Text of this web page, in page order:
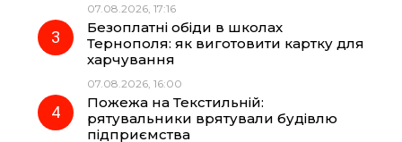
k
a
m
07.08.2026, 17:16
Безоплатні обіди в школах
Тернополя: як виготовити картку для
харчування
07.08.2026, 16:00
Пожежа на Текстильній:
рятувальники врятували будівлю
підприємства